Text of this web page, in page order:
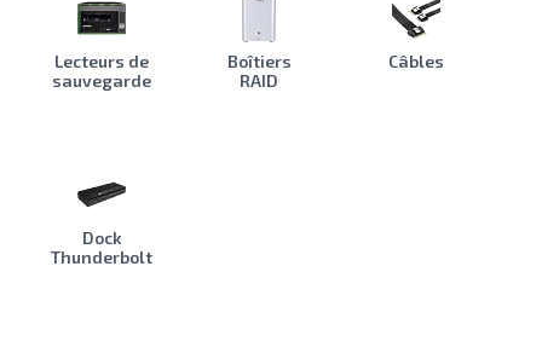
Lecteurs de
sauvegarde
Boîtiers
RAID
Câbles
Dock
Thunderbolt